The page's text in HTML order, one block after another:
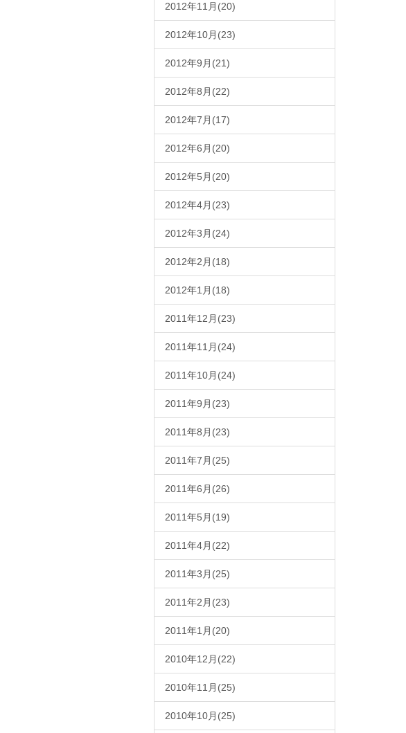
2012年11月(20)
2012年10月(23)
2012年9月(21)
2012年8月(22)
2012年7月(17)
2012年6月(20)
2012年5月(20)
2012年4月(23)
2012年3月(24)
2012年2月(18)
2012年1月(18)
2011年12月(23)
2011年11月(24)
2011年10月(24)
2011年9月(23)
2011年8月(23)
2011年7月(25)
2011年6月(26)
2011年5月(19)
2011年4月(22)
2011年3月(25)
2011年2月(23)
2011年1月(20)
2010年12月(22)
2010年11月(25)
2010年10月(25)